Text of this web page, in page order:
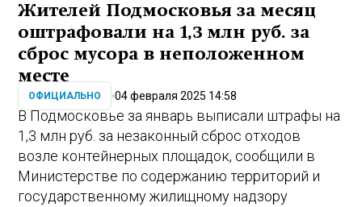
Жителей Подмосковья за месяц
оштрафовали на 1,3 млн руб. за
сброс мусора в неположенном
месте
ОФИЦИАЛЬНО 04 февраля 2025 14:58
В Подмосковье за январь выписали штрафы на
1,3 млн руб. за незаконный сброс отходов
возле контейнерных площадок, сообщили в
Министерстве по содержанию территорий и
государственному жилищному надзору